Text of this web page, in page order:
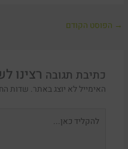
→ הפוסט הקודם
כתיבת תגובה
האימייל לא יוצג באתר. שדות
כאן...